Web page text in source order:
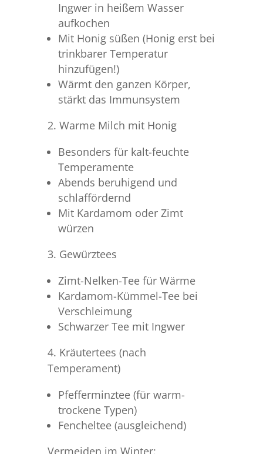
Ingwer in heißem Wasser
aufkochen
Mit Honig süßen (Honig erst bei
trinkbarer Temperatur
hinzufügen!)
Wärmt den ganzen Körper,
stärkt das Immunsystem
2. Warme Milch mit Honig
Besonders für kalt-feuchte
Temperamente
Abends beruhigend und
schlaffördernd
Mit Kardamom oder Zimt
würzen
3. Gewürztees
Zimt-Nelken-Tee für Wärme
Kardamom-Kümmel-Tee bei
Verschleimung
Schwarzer Tee mit Ingwer
4. Kräutertees (nach
Temperament)
Pfefferminztee (für warm-
trockene Typen)
Fencheltee (ausgleichend)
Vermeiden im Winter: